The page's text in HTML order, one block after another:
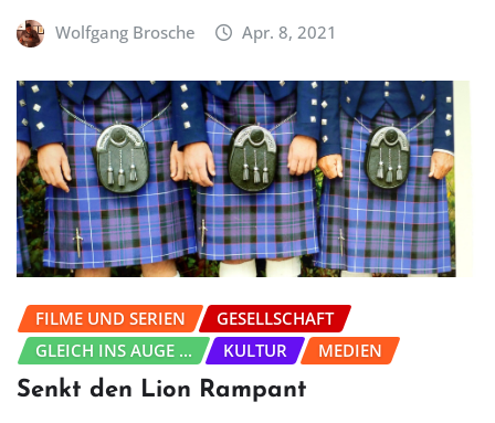
Wolfgang Brosche Apr. 8, 2021
FILME UND SERIEN
GESELLSCHAFT
GLEICH INS AUGE ...
KULTUR MEDIEN
Senkt den Lion Rampant